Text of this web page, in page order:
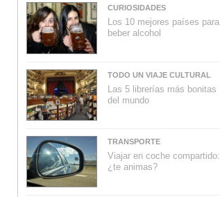
CURIOSIDADES
Los 10 mejores países para
beber alcohol
TODO UN VIAJE CULTURAL
Las 5 librerías más bonitas
del mundo
TRANSPORTE
Viajar en coche compartido:
¿te animas?